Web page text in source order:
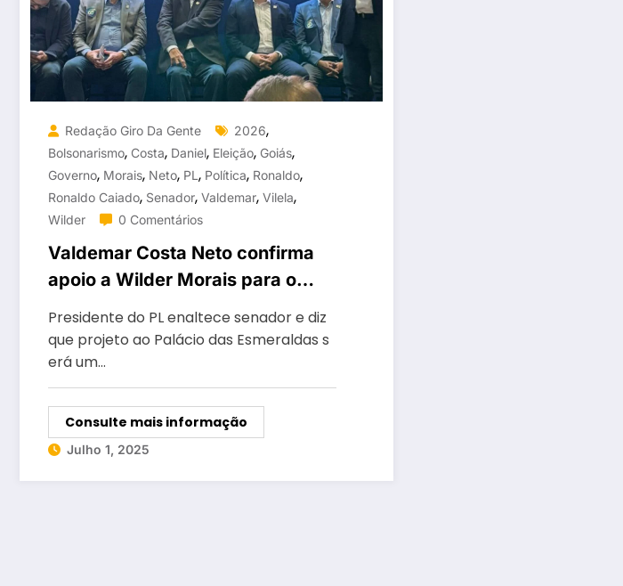
Redação Giro Da Gente 2026,
Bolsonarismo, Costa, Daniel, Eleição, Goiás,
Governo, Morais, Neto, PL , Política, Ronaldo,
Ronaldo Caiado, Senador, Valdemar, Vilela,
Wilder 0 Comentários
Valdemar Costa Neto confirma
apoio a Wilder Morais para o
Governo de Goiás em 2026
Presidente do PL enaltece senador e diz
que projeto ao Palácio das Esmeraldas s
erá um…
Consulte mais informação
Julho 1, 2025